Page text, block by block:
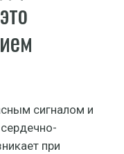
сигналом и
при